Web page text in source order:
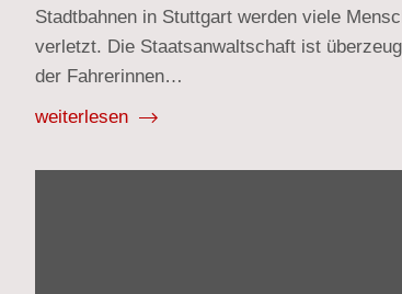
Stadtbahnen in Stuttgart werden viele
verletzt. Die Staatsanwaltschaft ist
der Fahrerinnen…
weiterlesen